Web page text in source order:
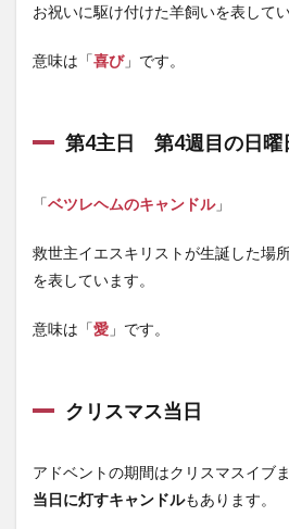
お祝いに駆け付けた羊飼いを表してい
意味は「喜び」です。
第4主日 第4週目の日曜
「ベツレヘムのキャンドル」
救世主イエスキリストが生誕した場
を表しています。
意味は「愛 」です。
クリスマス当日
アドベントの期間はクリスマスイブま
当日に灯すキャンドルもあります。